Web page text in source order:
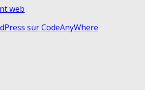
web
sur CodeAnyWhere